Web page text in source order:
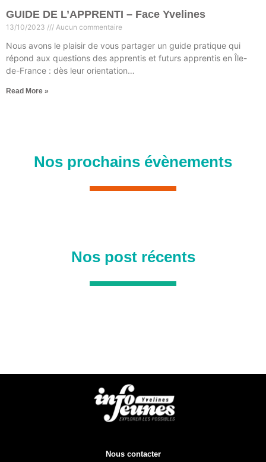
GUIDE DE L’APPRENTI – Face Yvelines
13/10/2023 Aucun commentaire
Nous avons le plaisir de vous partager un guide pratique qui
répond aux questions des apprentis et futurs apprentis en Île-
de-France : dès leur orientation…
Read More »
Nos prochains évènements
Nos post récents
Nous contacter